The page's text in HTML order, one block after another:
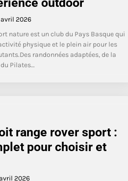
2026
nature est un club du Pays Basque qui
physique et le plein air pour les
randonnées adaptées, de la
Pilates…
range rover sport :
pour choisir et
2026